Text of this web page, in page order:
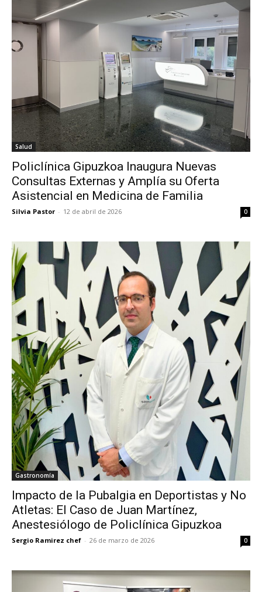
Salud
Policlínica Gipuzkoa Inaugura Nuevas
Consultas Externas y Amplía su Oferta
Asistencial en Medicina de Familia
Silvia Pastor - 12 de abril de 2026 0
Gastronomía
Impacto de la Pubalgia en Deportistas y No
Atletas: El Caso de Juan Martínez,
Anestesiólogo de Policlínica Gipuzkoa
Sergio Ramirez chef - 26 de marzo de 2026 0